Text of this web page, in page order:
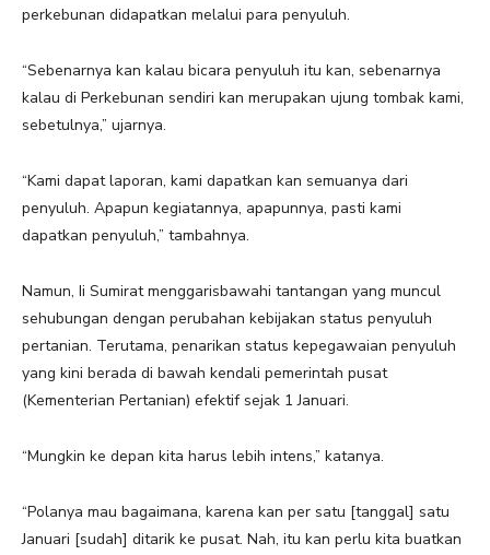
perkebunan didapatkan melalui para penyuluh.
“Sebenarnya kan kalau bicara penyuluh itu kan, sebenarnya
kalau di Perkebunan sendiri kan merupakan ujung tombak kami,
sebetulnya,” ujarnya.
“Kami dapat laporan, kami dapatkan kan semuanya dari
penyuluh. Apapun kegiatannya, apapunnya, pasti kami
dapatkan penyuluh,” tambahnya.
Namun, Ii Sumirat menggarisbawahi tantangan yang muncul
sehubungan dengan perubahan kebijakan status penyuluh
pertanian. Terutama, penarikan status kepegawaian penyuluh
yang kini berada di bawah kendali pemerintah pusat
(Kementerian Pertanian) efektif sejak 1 Januari.
“Mungkin ke depan kita harus lebih intens,” katanya.
“Polanya mau bagaimana, karena kan per satu [tanggal] satu
Januari [sudah] ditarik ke pusat. Nah, itu kan perlu kita buatkan